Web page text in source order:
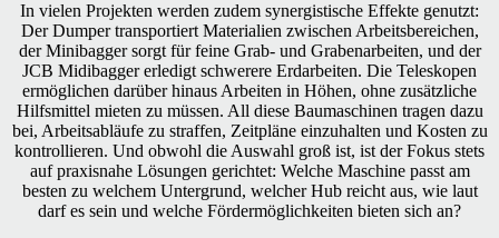
In vielen Projekten werden zudem synergistische Effekte genutzt:
Der Dumper transportiert Materialien zwischen Arbeitsbereichen,
der Minibagger sorgt für feine Grab- und Grabenarbeiten, und der
JCB Midibagger erledigt schwerere Erdarbeiten. Die Teleskopen
ermöglichen darüber hinaus Arbeiten in Höhen, ohne zusätzliche
Hilfsmittel mieten zu müssen. All diese Baumaschinen tragen dazu
bei, Arbeitsabläufe zu straffen, Zeitpläne einzuhalten und Kosten zu
kontrollieren. Und obwohl die Auswahl groß ist, ist der Fokus stets
auf praxisnahe Lösungen gerichtet: Welche Maschine passt am
besten zu welchem Untergrund, welcher Hub reicht aus, wie laut
darf es sein und welche Fördermöglichkeiten bieten sich an?